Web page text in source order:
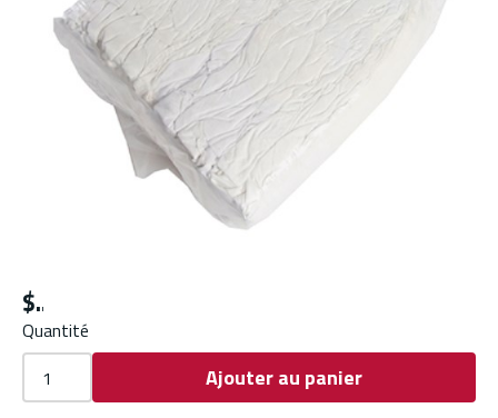
$
Quantité
Ajouter au panier